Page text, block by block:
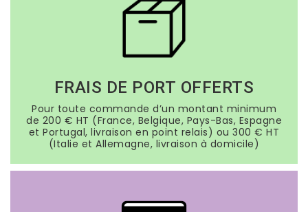
FRAIS DE PORT OFFERTS
Pour toute commande d’un montant minimum
de 200 € HT (France, Belgique, Pays-Bas, Espagne
et Portugal, livraison en point relais) ou 300 € HT
(Italie et Allemagne, livraison à domicile)